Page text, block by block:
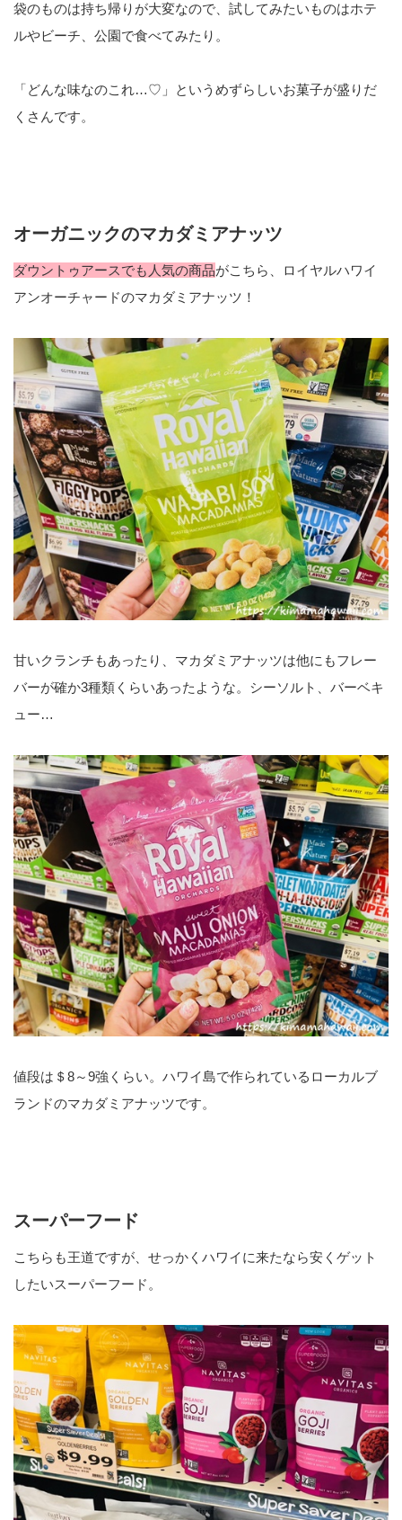
袋のものは持ち帰りが大変なので、試してみたいものはホテ
ルやビーチ、公園で食べてみたり。
「どんな味なのこれ…♡」というめずらしいお菓子が盛りだ
くさんです。
オーガニックのマカダミアナッツ
ダウントゥアースでも人気の商品がこちら、ロイヤルハワイ
アンオーチャードのマカダミアナッツ！
甘いクランチもあったり、マカダミアナッツは他にもフレー
バーが確か3種類くらいあったような。シーソルト、バーベキ
ュー…
値段は＄8～9強くらい。ハワイ島で作られているローカルブ
ランドのマカダミアナッツです。
スーパーフード
こちらも王道ですが、せっかくハワイに来たなら安くゲット
したいスーパーフード。